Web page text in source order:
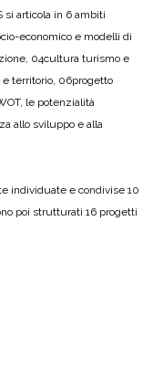
si articola in 6 ambiti
economico e modelli di
04cultura turismo e
territorio, 06progetto
le potenzialità
allo sviluppo e alla
individuate e condivise 10
poi strutturati 16 progetti